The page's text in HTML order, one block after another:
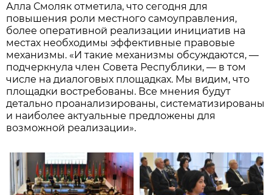
Алла Смоляк отметила, что сегодня для
повышения роли местного самоуправления,
более оперативной реализации инициатив на
местах необходимы эффективные правовые
механизмы. «И такие механизмы обсуждаются, —
подчеркнула член Совета Республики, — в том
числе на диалоговых площадках. Мы видим, что
площадки востребованы. Все мнения будут
детально проанализированы, систематизированы
и наиболее актуальные предложены для
возможной реализации».